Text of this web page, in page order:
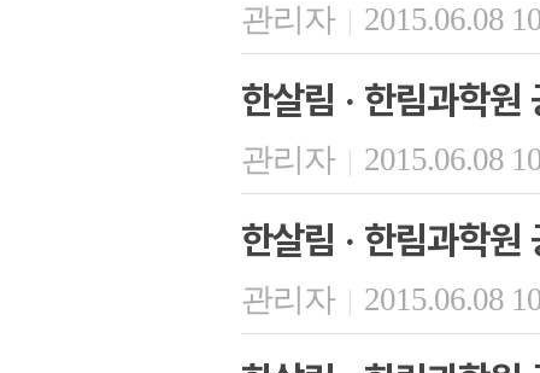
관리자 | 2015.06.08
한살림 · 한림과학원
관리자 | 2015.06.08
한살림 · 한림과학원
관리자 | 2015.06.08